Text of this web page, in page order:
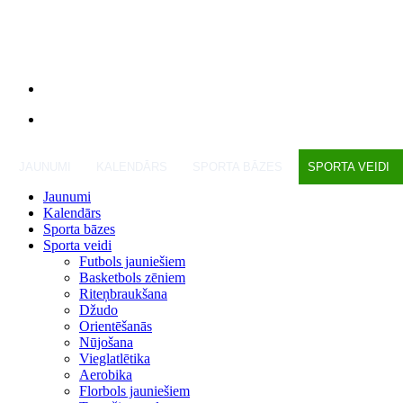
SPORTA VEIDI
Jaunumi
Kalendārs
Sporta bāzes
Sporta veidi
Futbols jauniešiem
Basketbols zēniem
Riteņbraukšana
Džudo
Orientēšanās
Nūjošana
Vieglatlētika
Aerobika
Florbols jauniešiem